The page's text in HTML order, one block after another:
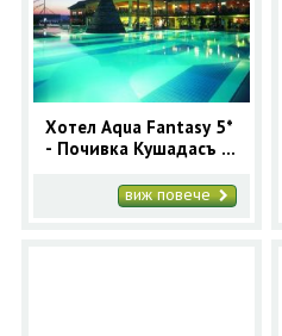
ЗА НАС
ФИРМЕНИ ДОКУМЕНТИ
0700 144 34
Хотел Aqua Fantasy 5*
- Почивка Кушадасъ с
Лято 2026виж повече